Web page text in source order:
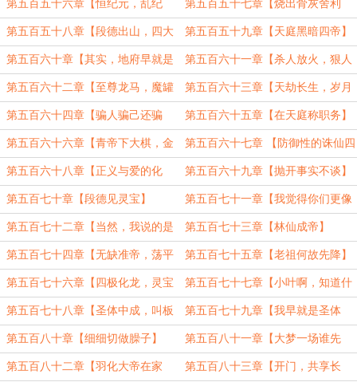
也】
第五百五十六章【恒纪元，乱纪
元】
第五百五十七章【烧出骨灰舍利
子】
第五百五十八章【段德出山，四大
美人】
第五百五十九章【天庭黑暗四帝】
第五百六十章【其实，地府早就是
我们的人了】
第五百六十一章【杀人放火，狠人
道主】
第五百六十二章【至尊龙马，魔罐
神尺】
第五百六十三章【天劫长生，岁月
史书】
第五百六十四章【骗人骗己还骗
天】
第五百六十五章【在天庭称职务】
第五百六十六章【青帝下大棋，金
乌照九幽】
第五百六十七章 【防御性的诛仙四
剑】
第五百六十八章【正义与爱的化
身】
第五百六十九章【抛开事实不谈】
第五百七十章【段德见灵宝】 第五百七十一章【我觉得你们更像
是地府】
第五百七十二章【当然，我说的是
轮回海】
第五百七十三章【林仙成帝】
第五百七十四章【无缺准帝，荡平
神域】
第五百七十五章【老祖何故先降】
第五百七十六章【四极化龙，灵宝
重生】
第五百七十七章【小叶啊，知道什
么是准帝吗】
第五百七十八章【圣体中成，叫板
准帝】
第五百七十九章【我早就是圣体
了】
第五百八十章【细细切做臊子】 第五百八十一章【大梦一场谁先
醒】
第五百八十二章【羽化大帝在家 第五百八十三章【开门，共享长